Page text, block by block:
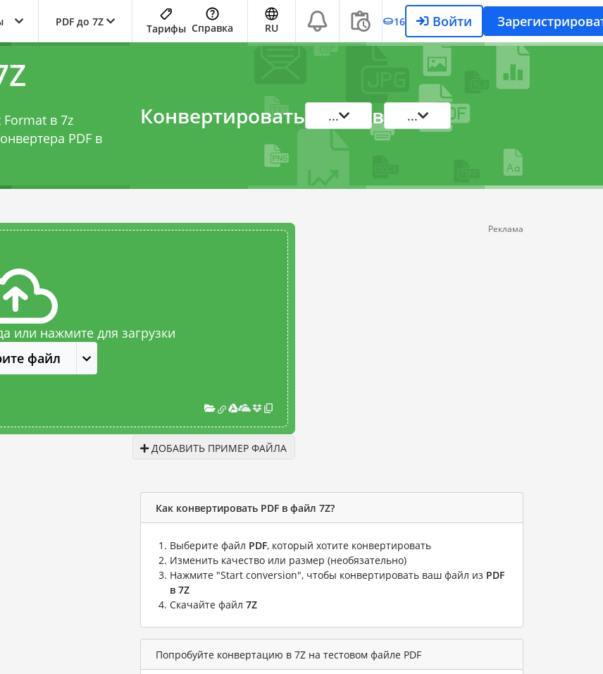
PDF до 7Z
Тарифы Справка RU 16 Войти
в 7z
PDF в
Конвертировать ... в ...
или нажмите для загрузки
файл
ДОБАВИТЬ ПРИМЕР ФАЙЛА
Реклама
Как конвертировать PDF в файл 7Z?
Выберите файл PDF, который хотите конвертировать
Изменить качество или размер (необязательно)
Нажмите "Start conversion", чтобы конвертировать ваш файл из PDF
в 7Z
Скачайте файл 7Z
Попробуйте конвертацию в 7Z на тестовом файле PDF